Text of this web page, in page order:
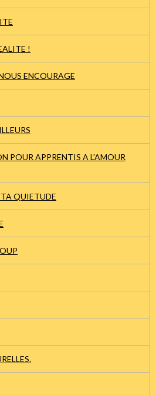
!
ENCOURAGE
POUR APPRENTIS A L'AMOUR
QUIETUDE